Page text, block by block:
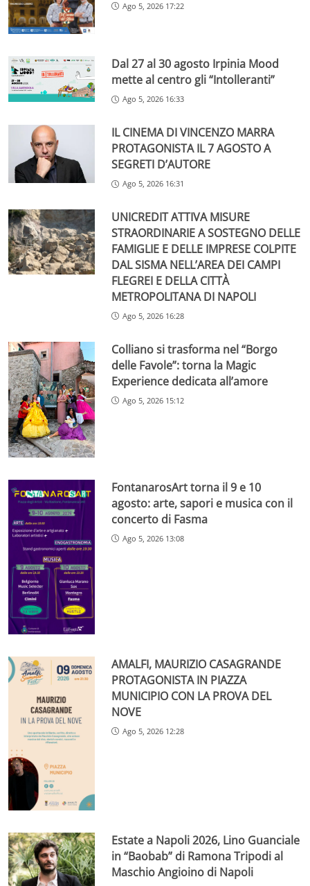
Ago 5, 2026 17:22
Dal 27 al 30 agosto Irpinia Mood
mette al centro gli “Intolleranti”
Ago 5, 2026 16:33
IL CINEMA DI VINCENZO MARRA
PROTAGONISTA IL 7 AGOSTO A
SEGRETI D’AUTORE
Ago 5, 2026 16:31
UNICREDIT ATTIVA MISURE
STRAORDINARIE A SOSTEGNO DELLE
FAMIGLIE E DELLE IMPRESE COLPITE
DAL SISMA NELL’AREA DEI CAMPI
FLEGREI E DELLA CITTÀ
METROPOLITANA DI NAPOLI
Ago 5, 2026 16:28
Colliano si trasforma nel “Borgo
delle Favole”: torna la Magic
Experience dedicata all’amore
Ago 5, 2026 15:12
FontanarosArt torna il 9 e 10
agosto: arte, sapori e musica con il
concerto di Fasma
Ago 5, 2026 13:08
AMALFI, MAURIZIO CASAGRANDE
PROTAGONISTA IN PIAZZA
MUNICIPIO CON LA PROVA DEL
NOVE
Ago 5, 2026 12:28
Estate a Napoli 2026, Lino Guanciale
in “Baobab” di Ramona Tripodi al
Maschio Angioino di Napoli